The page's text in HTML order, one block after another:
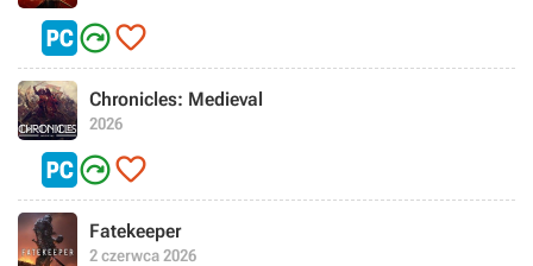

Chronicles: Medieval
2026

Fatekeeper
2 czerwca 2026